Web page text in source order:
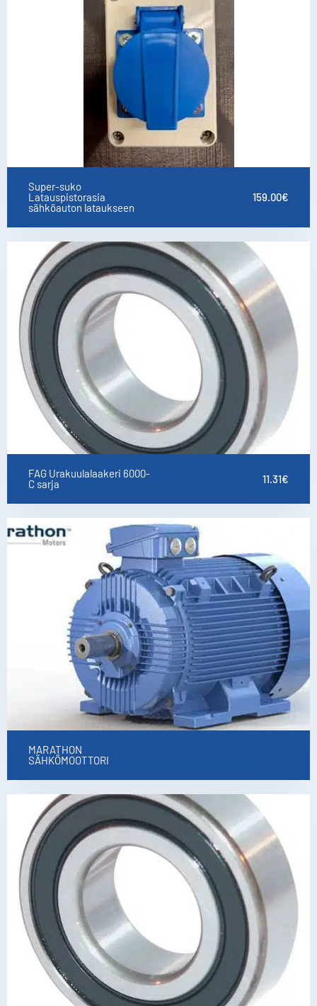
Super-suko
Latauspistorasia
sähköauton lataukseen
159.00€
FAG Urakuulalaakeri 6000-
C sarja
11.31€
MARATHON
SÄHKÖMOOTTORI